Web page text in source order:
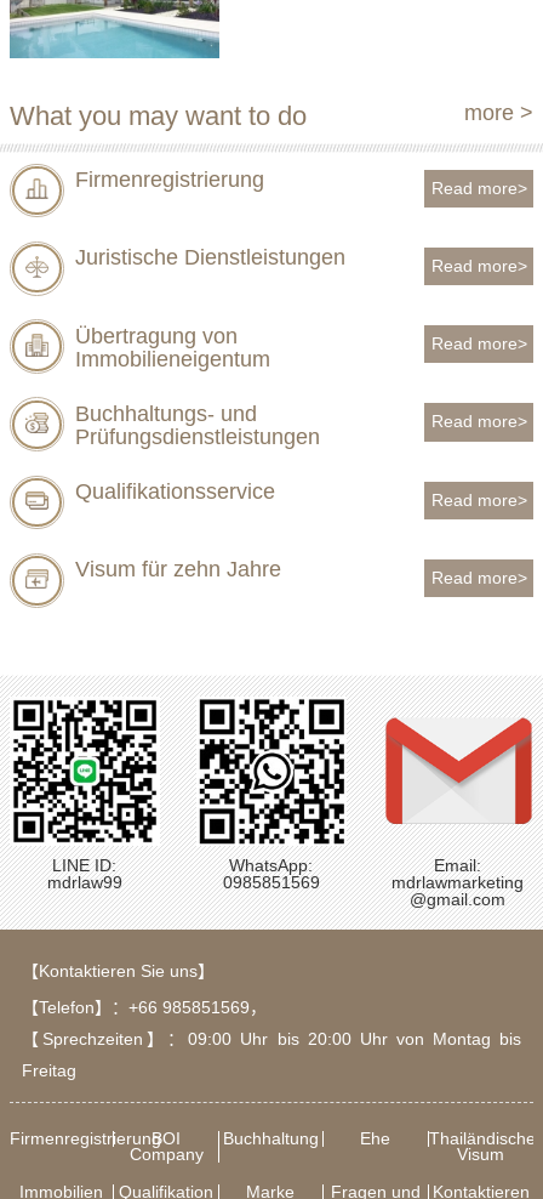
What you may want to do more >
Firmenregistrierung Read more>
Juristische Dienstleistungen Read more>
Übertragung von
Immobilieneigentum
Read more>
Buchhaltungs- und
Prüfungsdienstleistungen
Read more>
Qualifikationsservice Read more>
Visum für zehn Jahre Read more>
LINE ID:
mdrlaw99
WhatsApp:
0985851569
Email:
mdrlawmarketing
@gmail.com
【Kontaktieren Sie uns】
【Telefon】： +66 985851569，
【Sprechzeiten】：09:00 Uhr bis 20:00 Uhr von Montag bis
Freitag
FirmenregistrierungBOI
Company
Buchhaltung Ehe
Thailändisches
Visum
Immobilien
Qualifikation Marke
Fragen und
Kontaktieren